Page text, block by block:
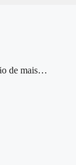
de mais…